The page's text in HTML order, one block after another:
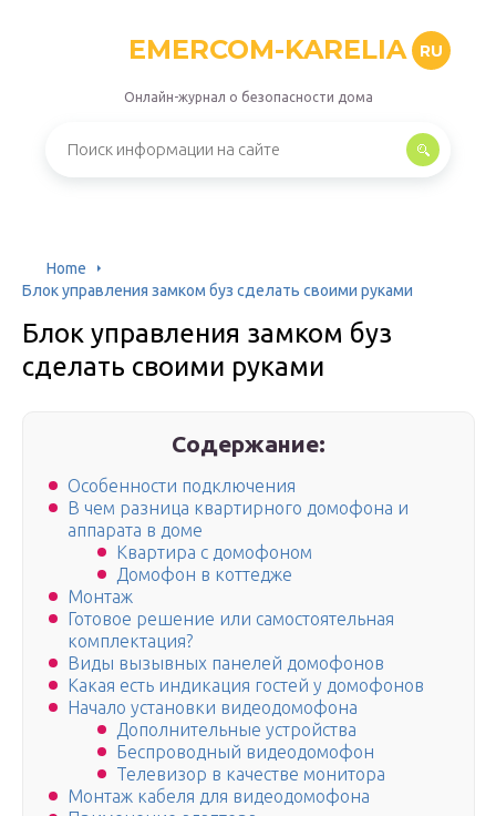
EMERCOM-KARELIA RU
Онлайн-журнал о безопасности дома
Home
Блок управления замком буз сделать своими руками
Блок управления замком буз
сделать своими руками
Содержание:
Особенности подключения
В чем разница квартирного домофона и
аппарата в доме
Квартира с домофоном
Домофон в коттедже
Монтаж
Готовое решение или самостоятельная
комплектация?
Виды вызывных панелей домофонов
Какая есть индикация гостей у домофонов
Начало установки видеодомофона
Дополнительные устройства
Беспроводный видеодомофон
Телевизор в качестве монитора
Монтаж кабеля для видеодомофона